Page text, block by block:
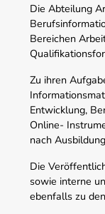
Die Abteilung
Bereichen
Zu ihren
Entwicklung,
Online-
nach
Die
sowie interne
ebenfalls zu